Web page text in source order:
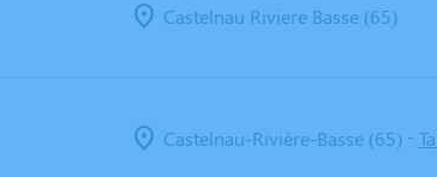
Castelnau Riviere Basse (65)
Castelnau-Rivière-Basse (65)-